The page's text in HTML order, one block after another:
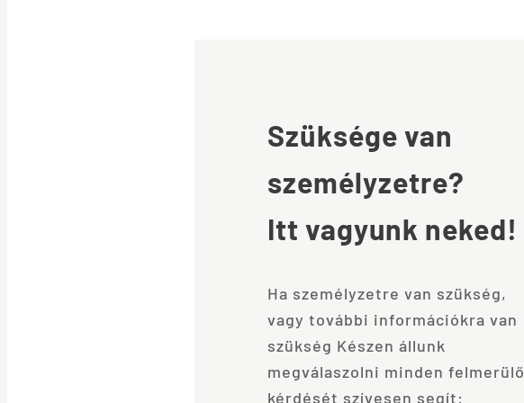
Szüksége van
személyzetre?
Itt vagyunk neked!
Ha személyzetre van szükség,
vagy további információkra van
szükség Készen állunk
megválaszolni minden felmerülő
kérdését szívesen segít: